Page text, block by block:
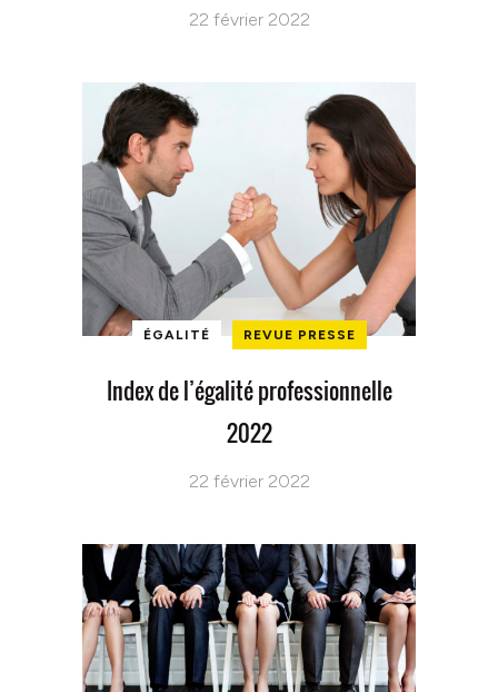
22 février 2022
ÉGALITÉ REVUE PRESSE
Index de l’égalité professionnelle
2022
22 février 2022